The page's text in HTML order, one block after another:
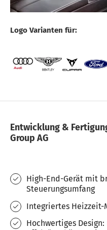
Logo Varianten für:
Entwicklung &
Group AG
High-End-Gerät mit
Steuerungsumfang
Integriertes Heizzeit-
Hochwertiges